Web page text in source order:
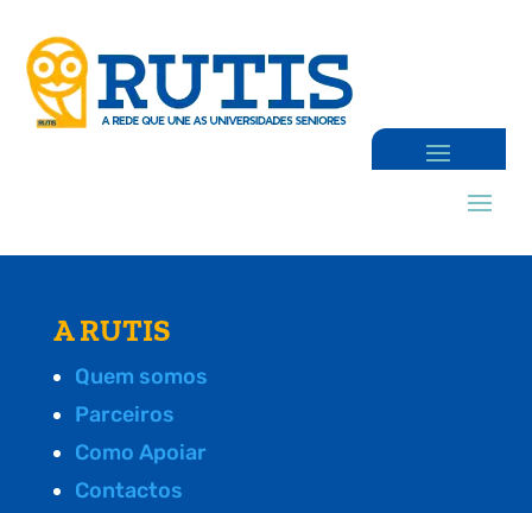
A RUTIS
Quem somos
Parceiros
Como Apoiar
Contactos